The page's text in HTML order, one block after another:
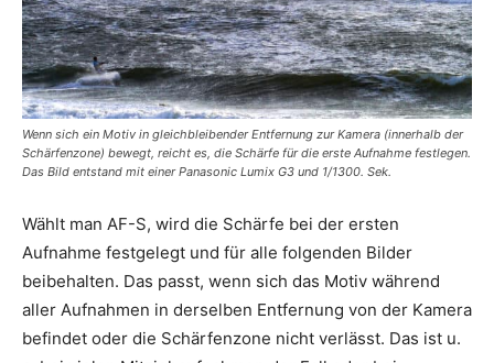
Wenn sich ein Motiv in gleichbleibender Entfernung zur Kamera (innerhalb der
Schärfenzone) bewegt, reicht es, die Schärfe für die erste Aufnahme festlegen.
Das Bild entstand mit einer Panasonic Lumix G3 und 1/1300. Sek.
Wählt man AF-S, wird die Schärfe bei der ersten
Aufnahme festgelegt und für alle folgenden Bilder
beibehalten. Das passt, wenn sich das Motiv während
aller Aufnahmen in derselben Entfernung von der Kamera
befindet oder die Schärfenzone nicht verlässt. Das ist u.